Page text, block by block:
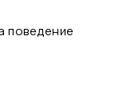
поведение